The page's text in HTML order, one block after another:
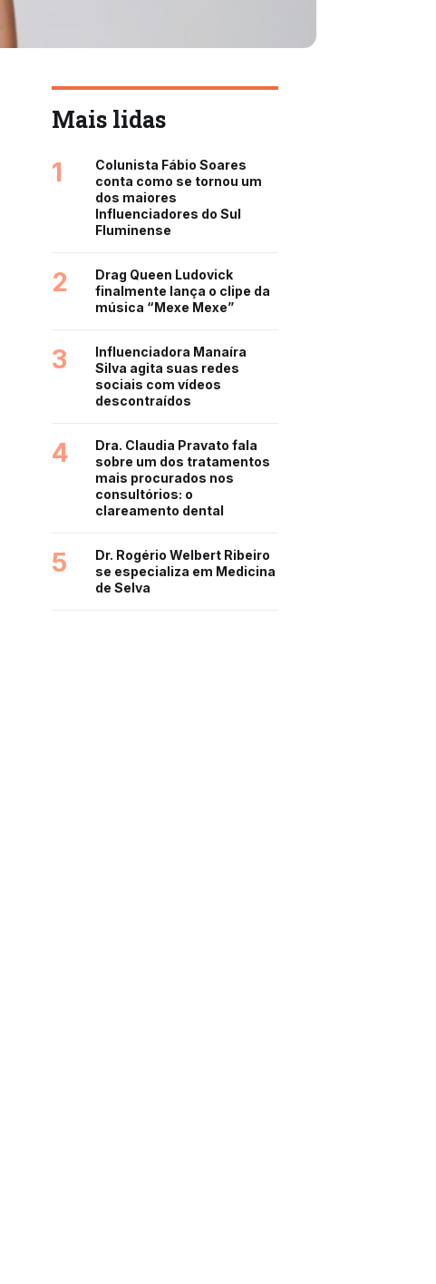
Mais lidas
1
Colunista Fábio Soares
conta como se tornou um
dos maiores
Influenciadores do Sul
Fluminense
2
Drag Queen Ludovick
finalmente lança o clipe da
música “Mexe Mexe”
3
Influenciadora Manaíra
Silva agita suas redes
sociais com vídeos
descontraídos
4
Dra. Claudia Pravato fala
sobre um dos tratamentos
mais procurados nos
consultórios: o
clareamento dental
5
Dr. Rogério Welbert Ribeiro
se especializa em Medicina
de Selva